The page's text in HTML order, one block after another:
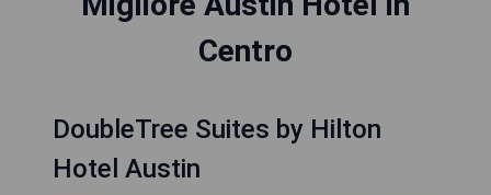
Centro
DoubleTree Suites by Hilton
Hotel Austin